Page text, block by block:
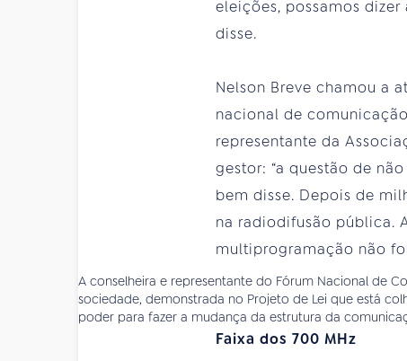
eleições, possamos dizer
disse.
Nelson Breve chamou a
nacional de
representante da
gestor: “a questão de
bem disse. Depois de
na radiodifusão pública.
multiprogramação não
A conselheira e representante do Fórum Nacional de
sociedade, demonstrada no Projeto de Lei que está
poder para fazer a mudança da estrutura da
Faixa dos 700 MHz